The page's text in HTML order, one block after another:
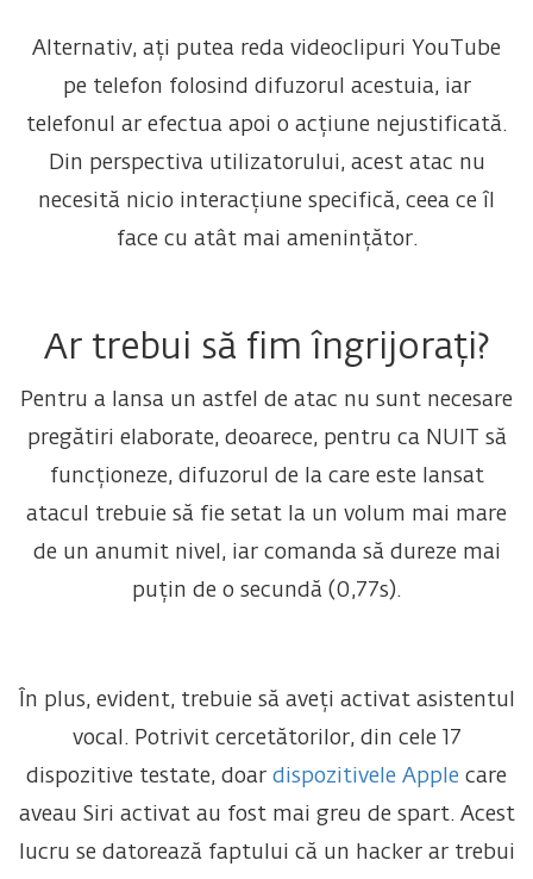
Alternativ, ați putea reda videoclipuri YouTube
pe telefon folosind difuzorul acestuia, iar
telefonul ar efectua apoi o acțiune nejustificată.
Din perspectiva utilizatorului, acest atac nu
necesită nicio interacțiune specifică, ceea ce îl
face cu atât mai amenințător.
Ar trebui să fim îngrijorați?
Pentru a lansa un astfel de atac nu sunt necesare
pregătiri elaborate, deoarece, pentru ca NUIT să
funcționeze, difuzorul de la care este lansat
atacul trebuie să fie setat la un volum mai mare
de un anumit nivel, iar comanda să dureze mai
puțin de o secundă (0,77s).
În plus, evident, trebuie să aveți activat asistentul
vocal. Potrivit cercetătorilor, din cele 17
dispozitive testate, doar dispozitivele Apple care
aveau Siri activat au fost mai greu de spart. Acest
lucru se datorează faptului că un hacker ar trebui